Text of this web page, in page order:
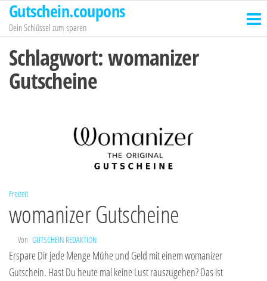
Zum
Inhalt
springen
Gutschein.coupons
Dein Schlüssel zum sparen
Schlagwort:womanizer
Gutscheine
Freizeit
womanizer Gutscheine
Von GUTSCHEIN REDAKTION
Erspare Dir jede Menge Mühe und Geld mit einem womanizer
Gutschein. Hast Du heute mal keine Lust rauszugehen? Das ist